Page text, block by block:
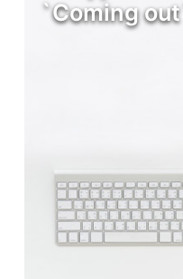
`Coming